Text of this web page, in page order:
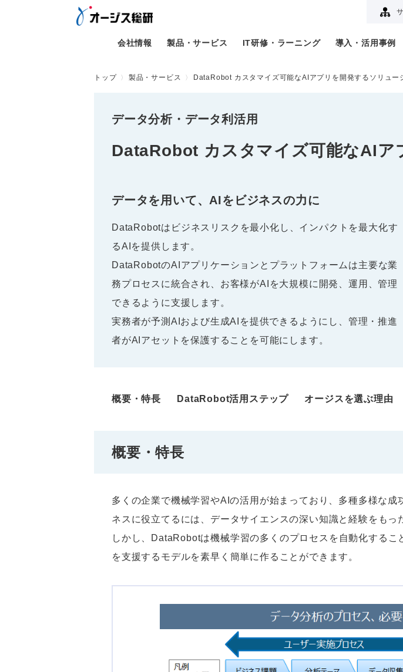
会社情報 製品・サービス IT研修・ラーニング 導入・活用事例
トップ 製品・サービス DataRobot カスタマイズ可能なAIアプリを開発するソリュー
データ分析・データ利活用
DataRobot カスタマイズ可能なAIア
データを用いて、AIをビジネスの力に
DataRobotはビジネスリスクを最小化し、インパクトを最大化す
るAIを提供します。
DataRobotのAIアプリケーションとプラットフォームは主要な業
務プロセスに統合され、お客様がAIを大規模に開発、運用、管理
できるように支援します。
実務者が予測AIおよび生成AIを提供できるようにし、管理・推進
者がAIアセットを保護することを可能にします。
概要・特長 DataRobot活用ステップ オージスを選ぶ理由
概要・特長
多くの企業で機械学習やAIの活用が始まっており、多種多様な
ネスに役立てるには、データサイエンスの深い知識と経験をも
しかし、DataRobotは機械学習の多くのプロセスを自動化する
を支援するモデルを素早く簡単に作ることができます。